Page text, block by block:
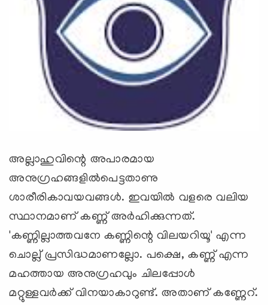
അല്ലാഹുവിന്റെ അപാരമായ
അനുഗ്രഹങ്ങളില്‍പെട്ടതാണു
ശാരീരികാവയവങ്ങള്‍. ഇവയില്‍ വളരെ വലിയ
സ്ഥാനമാണ് കണ്ണ് അര്‍ഹിക്കുന്നത്.
'കണ്ണില്ലാത്തവനേ കണ്ണിന്റെ വിലയറിയൂ' എന്ന
ചൊല്ല് പ്രസിദ്ധമാണല്ലോ. പക്ഷെ, കണ്ണ് എന്ന
മഹത്തായ അനുഗ്രഹവും ചിലപ്പോള്‍
മറ്റുള്ളവര്‍ക്ക് വിനയാകാറുണ്ട്. അതാണ് കണ്ണേറ്.